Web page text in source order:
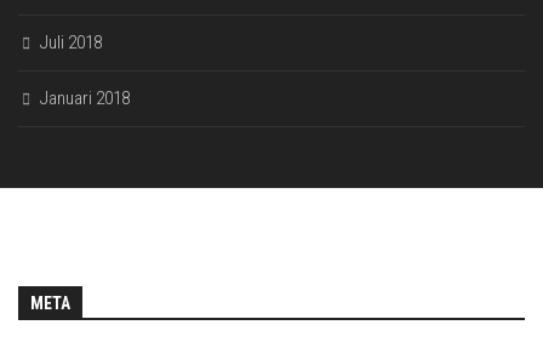
Juli 2018
Januari 2018
META